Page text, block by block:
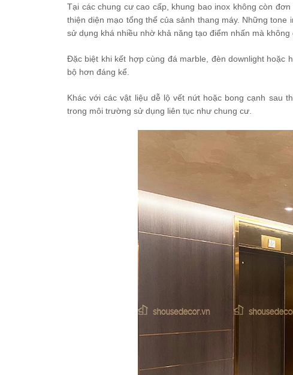
Tại các chung cư cao cấp, khung bao inox không còn
thiện diện mạo tổng thể của sảnh thang máy. Những
sử dụng khá nhiều nhờ khả năng tạo điểm nhấn mà không
Đặc biệt khi kết hợp cùng đá marble, đèn downlight hoặc
bộ hơn đáng kể.
Khác với các vật liệu dễ lộ vết nứt hoặc bong cạnh sau
trong môi trường sử dụng liên tục như chung cư.